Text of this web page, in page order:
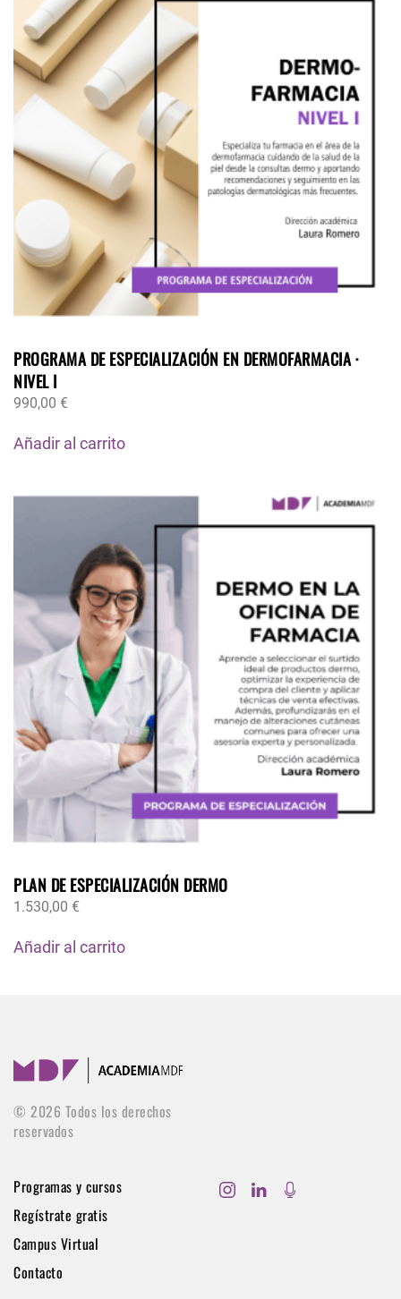
PROGRAMA DE ESPECIALIZACIÓN EN DERMOFARMACIA ·
NIVEL I
990,00 €
Añadir al carrito
PLAN DE ESPECIALIZACIÓN DERMO
1.530,00 €
Añadir al carrito
© 2026 Todos los derechos
reservados
Programas y cursos
Regístrate gratis
Campus Virtual
Contacto